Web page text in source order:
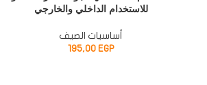
للاستخدام الداخلي والخارجي
أساسيات الصيف
195,00 EGP